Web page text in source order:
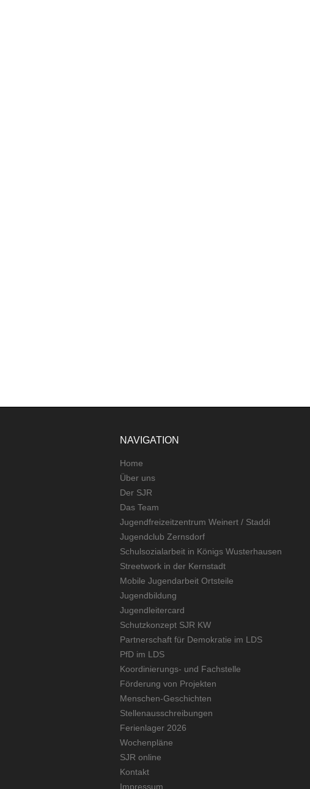
NAVIGATION
Home
Über uns
Der SJR
Das Team
Jugendfreizeitzentrum Weinert / Staddi
Jugendclub Zernsdorf
Schulsozialarbeit in Königs Wusterhausen
Streetwork in der Kernstadt
Mobile Jugendarbeit Ortsteile
Jugendbildung
Jugendleitercard
Schutzkonzept SJR KW
Partnerschaft für Demokratie im LDS
PfD im LDS
Koordinierungs- und Fachstelle
Förderung von Projekten
Menschen-Geschichten
Stellenausschreibungen
Ferienlager 2026
Wochenpläne
SJR online
Kontakt
Impressum